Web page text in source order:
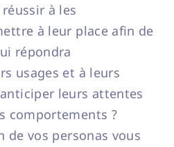
à les
à leur place afin de
répondra
usages et à leurs
leurs attentes
comportements ?
de vos personas vous